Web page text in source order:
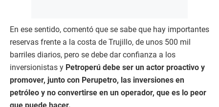
En ese sentido, comentó que se sabe que hay importantes
reservas frente a la costa de Trujillo, de unos 500 mil
barriles diarios, pero se debe dar confianza a los
inversionistas y Petroperú debe ser un actor proactivo y
promover, junto con Perupetro, las inversiones en
petróleo y no convertirse en un operador, que es lo peor
que puede hacer.